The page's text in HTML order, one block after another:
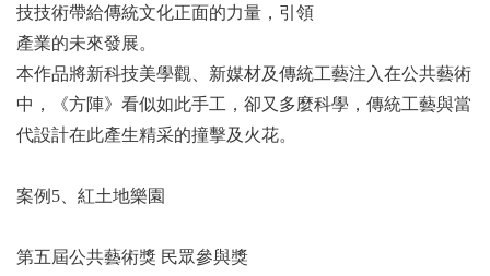
技技術帶給傳統文化正面的力量，引領
產業的未來發展。
本作品將新科技美學觀、新媒材及傳統工藝注入在公共藝術
中，《方陣》看似如此手工，卻又多麼科學，傳統工藝與當
代設計在此產生精采的撞擊及火花。
案例5、紅土地樂園
第五屆公共藝術獎 民眾參與獎